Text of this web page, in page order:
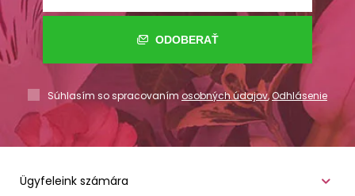
ODOBERAŤ
Súhlasím so spracovaním osobných údajov,Odhlásenie
Ügyfeleink számára